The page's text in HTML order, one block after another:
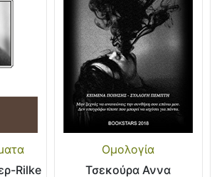
Rilke
Ομολογία
Τσεκούρα Αννα